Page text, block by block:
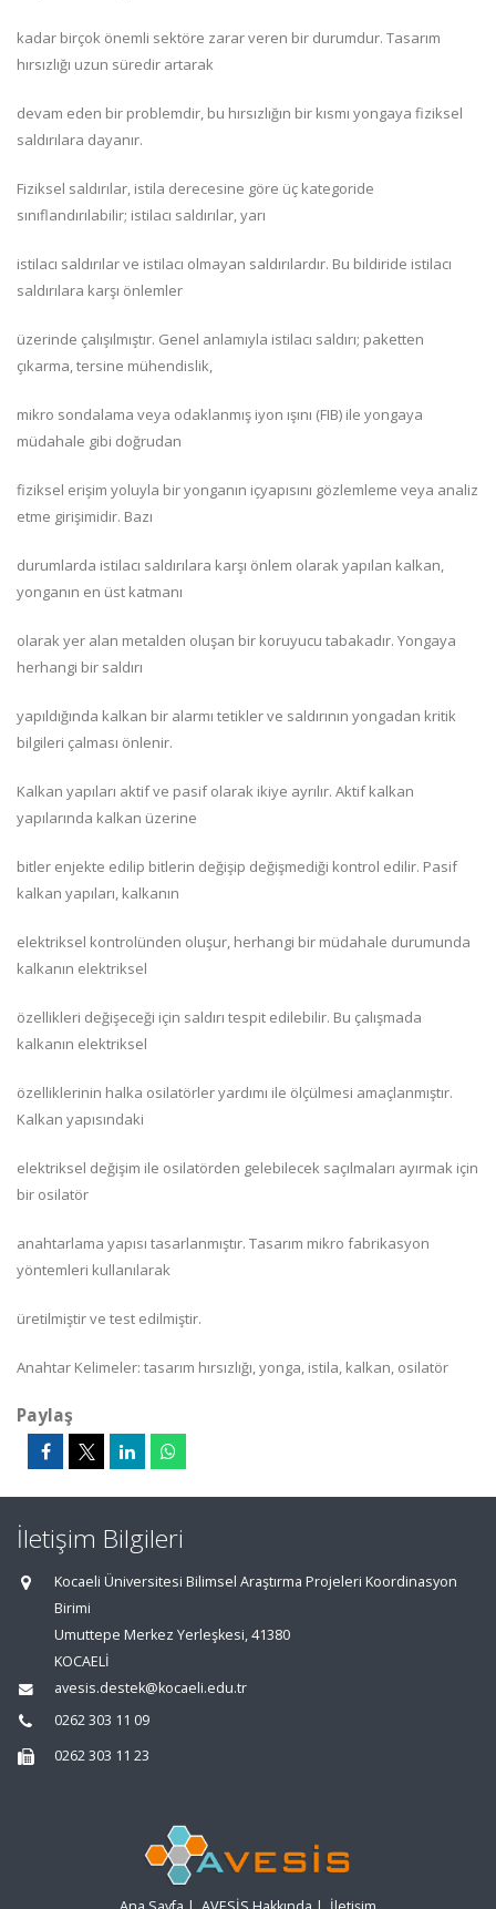
kadar birçok önemli sektöre zarar veren bir durumdur. Tasarım
hırsızlığı uzun süredir artarak
devam eden bir problemdir, bu hırsızlığın bir kısmı yongaya fiziksel
saldırılara dayanır.
Fiziksel saldırılar, istila derecesine göre üç kategoride
sınıflandırılabilir; istilacı saldırılar, yarı
istilacı saldırılar ve istilacı olmayan saldırılardır. Bu bildiride istilacı
saldırılara karşı önlemler
üzerinde çalışılmıştır. Genel anlamıyla istilacı saldırı; paketten
çıkarma, tersine mühendislik,
mikro sondalama veya odaklanmış iyon ışını (FIB) ile yongaya
müdahale gibi doğrudan
fiziksel erişim yoluyla bir yonganın içyapısını gözlemleme veya analiz
etme girişimidir. Bazı
durumlarda istilacı saldırılara karşı önlem olarak yapılan kalkan,
yonganın en üst katmanı
olarak yer alan metalden oluşan bir koruyucu tabakadır. Yongaya
herhangi bir saldırı
yapıldığında kalkan bir alarmı tetikler ve saldırının yongadan kritik
bilgileri çalması önlenir.
Kalkan yapıları aktif ve pasif olarak ikiye ayrılır. Aktif kalkan
yapılarında kalkan üzerine
bitler enjekte edilip bitlerin değişip değişmediği kontrol edilir. Pasif
kalkan yapıları, kalkanın
elektriksel kontrolünden oluşur, herhangi bir müdahale durumunda
kalkanın elektriksel
özellikleri değişeceği için saldırı tespit edilebilir. Bu çalışmada
kalkanın elektriksel
özelliklerinin halka osilatörler yardımı ile ölçülmesi amaçlanmıştır.
Kalkan yapısındaki
elektriksel değişim ile osilatörden gelebilecek saçılmaları ayırmak için
bir osilatör
anahtarlama yapısı tasarlanmıştır. Tasarım mikro fabrikasyon
yöntemleri kullanılarak
üretilmiştir ve test edilmiştir.
Anahtar Kelimeler: tasarım hırsızlığı, yonga, istila, kalkan, osilatör
Paylaş
İletişim Bilgileri
Kocaeli Üniversitesi Bilimsel Araştırma Projeleri Koordinasyon
Birimi
Umuttepe Merkez Yerleşkesi, 41380
KOCAELİ
avesis.destek@kocaeli.edu.tr
0262 303 11 09
0262 303 11 23